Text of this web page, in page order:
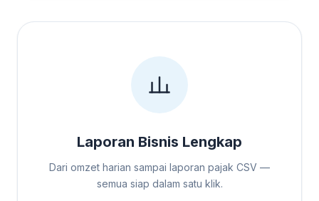
Laporan Bisnis Lengkap
Dari omzet harian sampai laporan pajak CSV —
semua siap dalam satu klik.